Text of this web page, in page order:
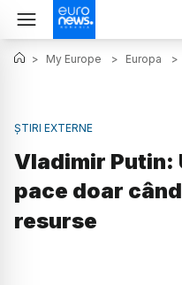
> My Europe > Europa >
ȘTIRI EXTERNE
Vladimir Putin:
pace doar
resurse